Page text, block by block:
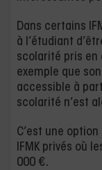
Dans certains
à l’étudiant
scolarité pris en
exemple que
accessible à
scolarité n’est
C’est une
IFMK privés où
000 €.